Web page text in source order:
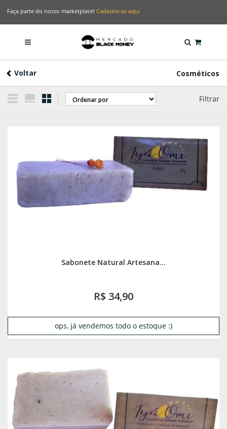
Faça parte do nosso marketplace! Cadastre-se aqui
Voltar Cosméticos
Filtrar
Sabonete Natural Artesana...
R$ 34,90
ops, já vendemos todo o estoque :)